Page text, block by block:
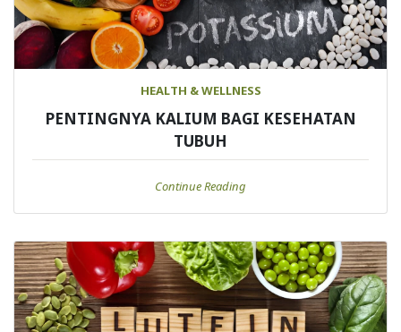
HEALTH & WELLNESS
PENTINGNYA KALIUM BAGI KESEHATAN
TUBUH
Continue Reading